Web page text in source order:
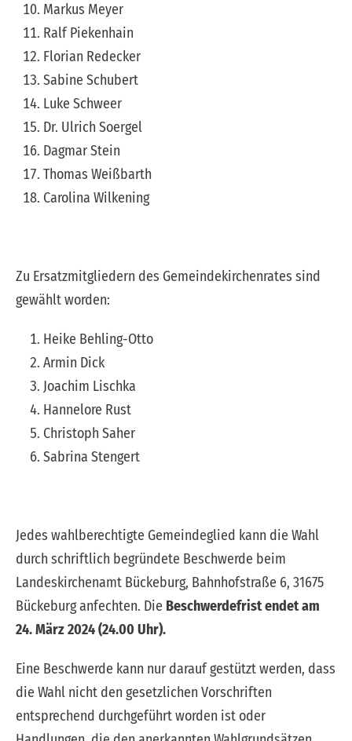
Markus Meyer
Ralf Piekenhain
Florian Redecker
Sabine Schubert
Luke Schweer
Dr. Ulrich Soergel
Dagmar Stein
Thomas Weißbarth
Carolina Wilkening
Zu Ersatzmitgliedern des Gemeindekirchenrates sind
gewählt worden:
Heike Behling-Otto
Armin Dick
Joachim Lischka
Hannelore Rust
Christoph Saher
Sabrina Stengert
Jedes wahlberechtigte Gemeindeglied kann die Wahl
durch schriftlich begründete Beschwerde beim
Landeskirchenamt Bückeburg, Bahnhofstraße 6, 31675
Bückeburg anfechten. Die Beschwerdefrist endet am
24. März 2024 (24.00 Uhr).
Eine Beschwerde kann nur darauf gestützt werden, dass
die Wahl nicht den gesetzlichen Vorschriften
entsprechend durchgeführt worden ist oder